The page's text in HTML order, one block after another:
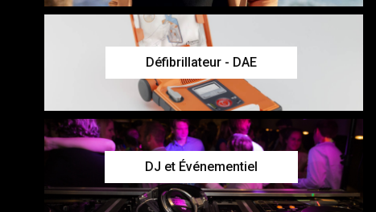
Défibrillateur - DAE
DJ et Événementiel